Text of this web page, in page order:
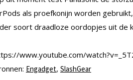
als proefkonijn worden
soort draadloze oordopjes uit de
www.youtube.com/
Engadget, SlashGear